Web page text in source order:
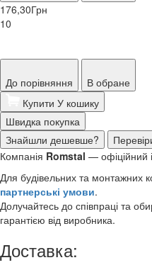
176,30Грн
10
До порівняння
В обране
Купити У кошику
Швидка покупка
Знайшли дешевше?
Компанія Romstal — офіційний
Для будівельних та монтажних
партнерські умови.
Долучайтесь до співпраці та
гарантією від виробника.
Доставка: